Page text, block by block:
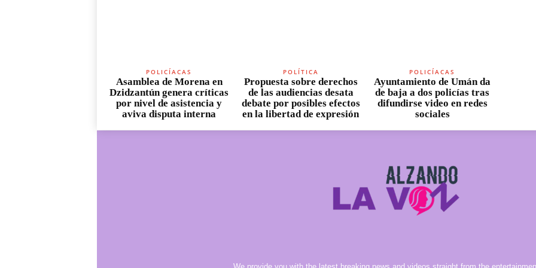
POLICÍACAS
Asamblea de Morena en
Dzidzantún genera críticas
por nivel de asistencia y
aviva disputa interna
POLÍTICA
Propuesta sobre derechos
de las audiencias desata
debate por posibles efectos
en la libertad de expresión
POLICÍACAS
Ayuntamiento de Umán da
de baja a dos policías tras
difundirse video en redes
sociales